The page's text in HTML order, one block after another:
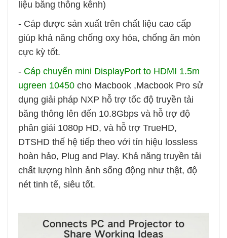
liệu băng thông kênh)
- Cáp được sản xuất trên chất liệu cao cấp
giúp khả năng chống oxy hóa, chống ăn mòn
cực kỳ tốt.
- Cáp chuyển mini DisplayPort to HDMI 1.5m
ugreen 10450 cho Macbook ,Macbook Pro sử
dụng giải pháp NXP hỗ trợ tốc độ truyền tải
băng thông lên đến 10.8Gbps và hỗ trợ độ
phân giải 1080p HD, và hỗ trợ TrueHD,
DTSHD thế hệ tiếp theo với tín hiệu lossless
hoàn hảo, Plug and Play. Khả năng truyền tải
chất lượng hình ảnh sống động như thật, độ
nét tinh tế, siêu tốt.